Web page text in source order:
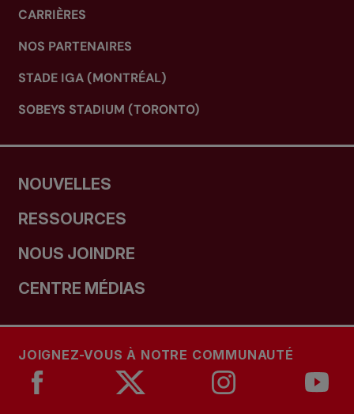
CARRIÈRES
NOS PARTENAIRES
STADE IGA (MONTRÉAL)
SOBEYS STADIUM (TORONTO)
NOUVELLES
RESSOURCES
NOUS JOINDRE
CENTRE MÉDIAS
JOIGNEZ-VOUS À NOTRE COMMUNAUTÉ